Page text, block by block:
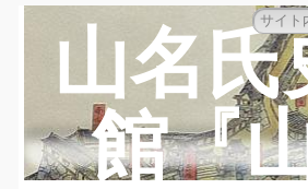
山名氏
館『